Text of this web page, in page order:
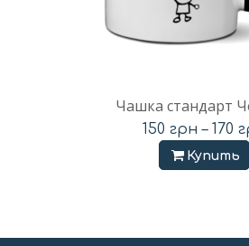
Чашка стандарт
150 грн – 170
Купить